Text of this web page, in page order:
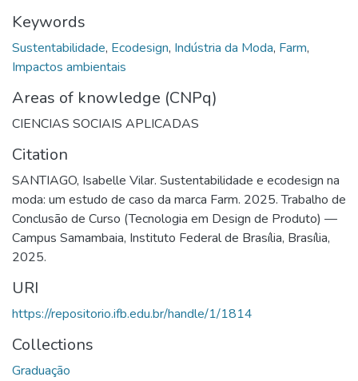
Keywords
Sustentabilidade, Ecodesign, Indústria da Moda, Farm,
Impactos ambientais
Areas of knowledge (CNPq)
CIENCIAS SOCIAIS APLICADAS
Citation
SANTIAGO, Isabelle Vilar. Sustentabilidade e ecodesign na
moda: um estudo de caso da marca Farm. 2025. Trabalho de
Conclusão de Curso (Tecnologia em Design de Produto) —
Campus Samambaia, Instituto Federal de Brasília, Brasília,
2025.
URI
https://repositorio.ifb.edu.br/handle/1/1814
Collections
Graduação